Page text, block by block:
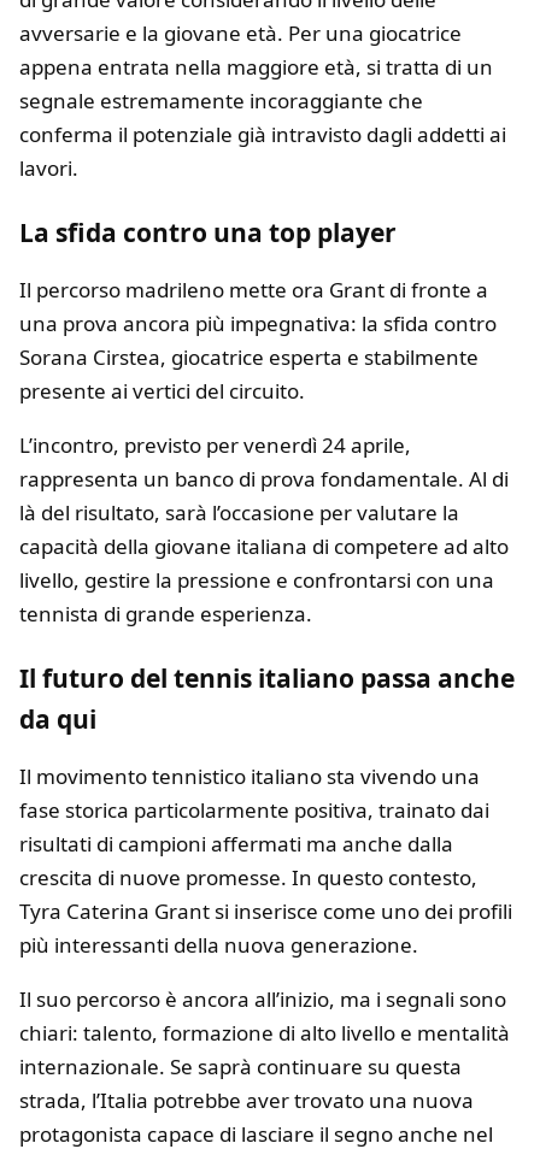
avversarie e la giovane età. Per una giocatrice
appena entrata nella maggiore età, si tratta di un
segnale estremamente incoraggiante che
conferma il potenziale già intravisto dagli addetti ai
lavori.
La sfida contro una top player
Il percorso madrileno mette ora Grant di fronte a
una prova ancora più impegnativa: la sfida contro
Sorana Cirstea, giocatrice esperta e stabilmente
presente ai vertici del circuito.
L’incontro, previsto per venerdì 24 aprile,
rappresenta un banco di prova fondamentale. Al di
là del risultato, sarà l’occasione per valutare la
capacità della giovane italiana di competere ad alto
livello, gestire la pressione e confrontarsi con una
tennista di grande esperienza.
Il futuro del tennis italiano passa anche
da qui
Il movimento tennistico italiano sta vivendo una
fase storica particolarmente positiva, trainato dai
risultati di campioni affermati ma anche dalla
crescita di nuove promesse. In questo contesto,
Tyra Caterina Grant si inserisce come uno dei profili
più interessanti della nuova generazione.
Il suo percorso è ancora all’inizio, ma i segnali sono
chiari: talento, formazione di alto livello e mentalità
internazionale. Se saprà continuare su questa
strada, l’Italia potrebbe aver trovato una nuova
protagonista capace di lasciare il segno anche nel